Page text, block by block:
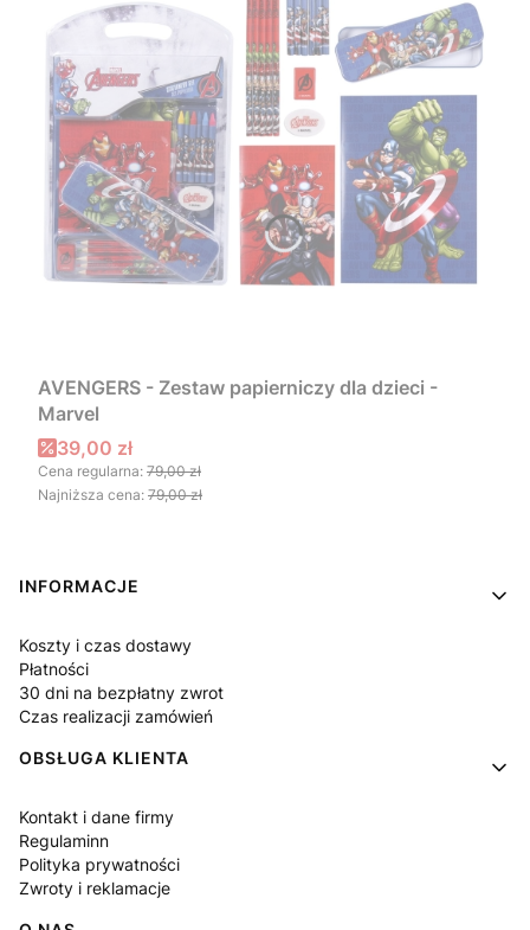
AVENGERS - Zestaw papierniczy dla dzieci -
Marvel
Cena promocyjna
39,00 zł
Cena regularna: 79,00 zł
Najniższa cena: 79,00 zł
Linki w stopce
INFORMACJE
Koszty i czas dostawy
Płatności
30 dni na bezpłatny zwrot
Czas realizacji zamówień
OBSŁUGA KLIENTA
Kontakt i dane firmy
Regulaminn
Polityka prywatności
Zwroty i reklamacje